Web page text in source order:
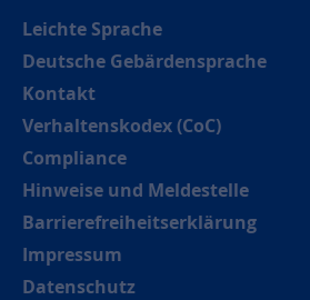
Leichte Sprache
Deutsche Gebärdensprache
Kontakt
Verhaltenskodex (CoC)
Compliance
Hinweise und Meldestelle
Barrierefreiheitserklärung
Impressum
Datenschutz